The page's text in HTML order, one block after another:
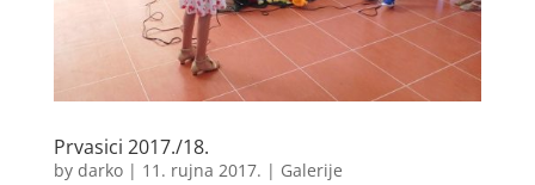
Prvasici 2017./18.
by darko| 11. rujna 2017. | Galerije